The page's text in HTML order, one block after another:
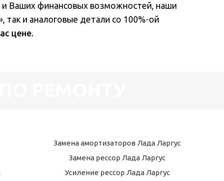
Ваших финансовых возможностей, наши
так и аналоговые детали со 100%-ой
цене.
Замена амортизаторов Лада Ларгус
Замена рессор Лада Ларгус
Усиление рессор Лада Ларгус